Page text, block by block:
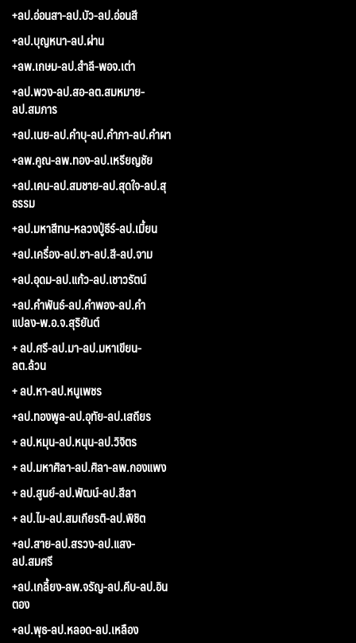
+ลป.อ่อนสา-ลป.บัว-ลป.อ่อนสี
+ลป.บุญหนา-ลป.ผ่าน
+ลพ.เกษม-ลป.สำลี-พอจ.เต่า
+ลป.พวง-ลป.สอ-ลต.สมหมาย-
ลป.สมภาร
+ลป.เนย-ลป.คำบุ-ลป.คำภา-ลป.คำผา
+ลพ.คูณ-ลพ.ทอง-ลป.เหรียญชัย
+ลป.เคน-ลป.สมชาย-ลป.สุดใจ-ลป.สุ
ธรรม
+ลป.มหาสีทน-หลวงปู่ธีร์-ลป.เมี้ยน
+ลป.เครื่อง-ลป.ชา-ลป.สี-ลป.จาม
+ลป.อุดม-ลป.แก้ว-ลป.เชาวรัตน์
+ลป.คำพันธ์-ลป.คำพอง-ลป.คำ
แปลง-พ.อ.จ.สุริยันต์
+ ลป.ศรี-ลป.มา-ลป.มหาเขียน-
ลต.ล้วน
+ ลป.หา-ลป.หนูเพชร
+ลป.ทองพูล-ลป.อุทัย-ลป.เสถียร
+ ลป.หมุน-ลป.หนุน-ลป.วิจิตร
+ ลป.มหาศิลา-ลป.ศิลา-ลพ.กองแพง
+ ลป.สูนย์-ลป.พัฒน์-ลป.สีลา
+ ลป.ไม-ลป.สมเกียรติ-ลป.พิชิต
+ลป.สาย-ลป.สรวง-ลป.แสง-
ลป.สมศรี
+ลป.เกลี้ยง-ลพ.จรัญ-ลป.คีบ-ลป.อิน
ตอง
+ลป.พุธ-ลป.หลอด-ลป.เหลือง